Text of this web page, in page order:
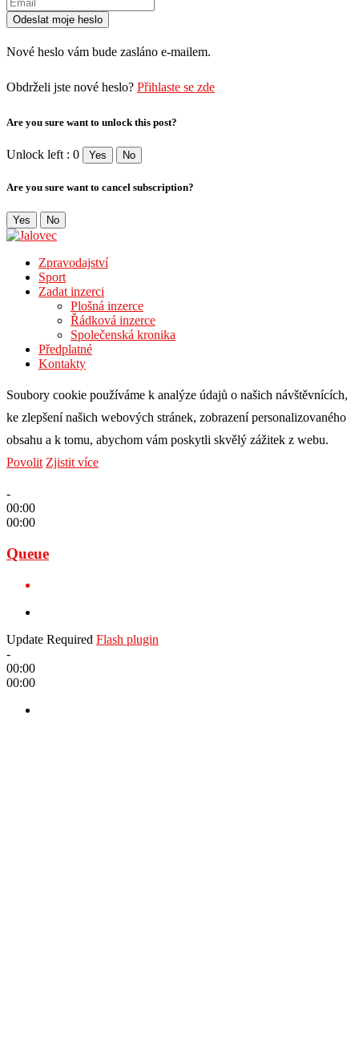
Nové heslo vám bude zasláno e-mailem.
Obdrželi jste nové heslo? Přihlaste se zde
Are you sure want to unlock this post?
Unlock left : 0 Yes No
Are you sure want to cancel subscription?
Yes No
Zpravodajství
Sport
Zadat inzerci
Plošná inzerce
Řádková inzerce
Společenská kronika
Předplatné
Kontakty
Soubory cookie používáme k analýze údajů o našich návštěvnících,
ke zlepšení našich webových stránek, zobrazení personalizovaného
obsahu a k tomu, abychom vám poskytli skvělý zážitek z webu.
Povolit Zjistit více
-
00:00
00:00
Queue
Update Required Flash plugin
-
00:00
00:00